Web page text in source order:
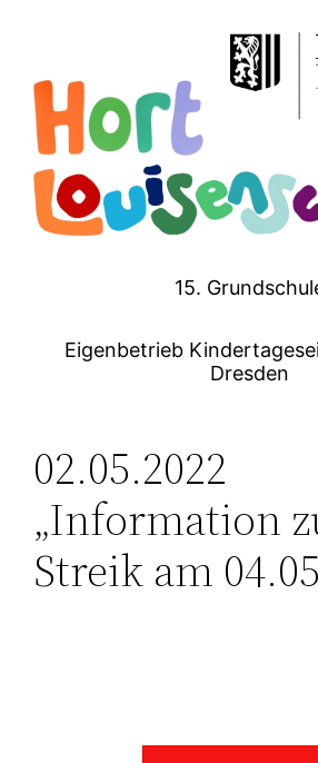
springen
15.
Eigenbetrieb
Dresden
02.05.2022
„Information
Streik am